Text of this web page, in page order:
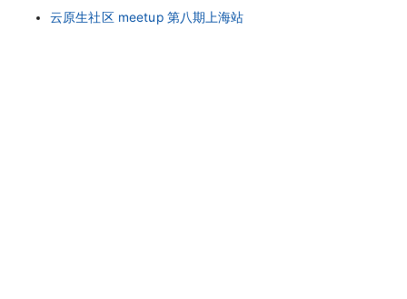
云原生社区 meetup 第八期上海站